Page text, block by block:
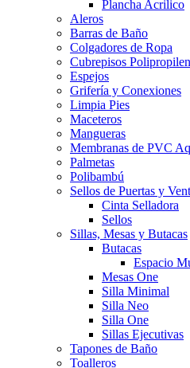
Plancha Acrilico
Aleros
Barras de Baño
Colgadores de Ropa
Cubrepisos
Espejos
Grifería y Conexiones
Limpia Pies
Maceteros
Mangueras
Membranas de PVC
Palmetas
Polibambú
Sellos de Puertas y
Cinta Selladora
Sellos
Sillas, Mesas y Butacas
Butacas
Espacio
Mesas One
Silla Minimal
Silla Neo
Silla One
Sillas Ejecutivas
Tapones de Baño
Toalleros